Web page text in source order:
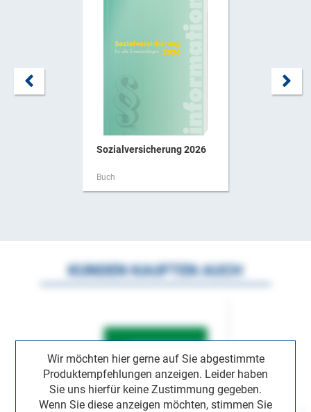
Sozialversicherung 2026
Buch
Wir möchten hier gerne auf Sie abgestimmte
Produktempfehlungen anzeigen. Leider haben
Sie uns hierfür keine Zustimmung gegeben.
Wenn Sie diese anzeigen möchten, stimmen Sie
KUNDEN KAUFTEN AUCH